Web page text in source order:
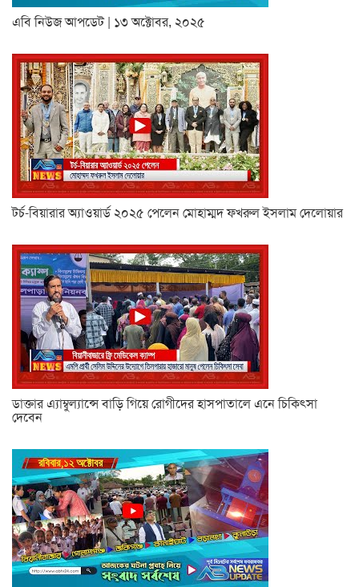
এবি নিউজ আপডেট | ১৩ অক্টোবর, ২০২৫
টর্চ-বিয়ারার অ্যাওয়ার্ড ২০২৫ পেলেন মোহাম্মদ ফখরুল ইসলাম দেলোয়ার
ডাক্তার এ্যাম্বুল্যান্সে বাড়ি গিয়ে রোগীদের হাসপাতালে এনে চিকিৎসা
দেবেন